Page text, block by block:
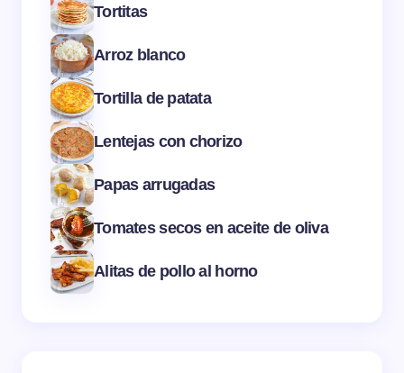
Tortitas
Arroz blanco
Tortilla de patata
Lentejas con chorizo
Papas arrugadas
Tomates secos en aceite de oliva
Alitas de pollo al horno